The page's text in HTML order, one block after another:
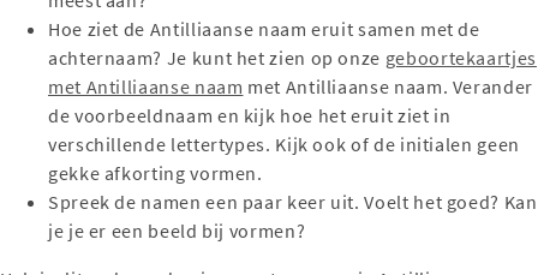
Hoe ziet de Antilliaanse naam eruit samen met de
achternaam? Je kunt het zien op onze geboortekaartjes
met Antilliaanse naam met Antilliaanse naam. Verander
de voorbeeldnaam en kijk hoe het eruit ziet in
verschillende lettertypes. Kijk ook of de initialen geen
gekke afkorting vormen.
Spreek de namen een paar keer uit. Voelt het goed? Kan
je je er een beeld bij vormen?